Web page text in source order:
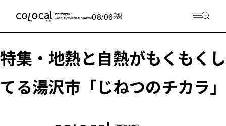
08/06THU
2026
特集・地熱と自熱がもくもくし
てる湯沢市「じねつのチカラ」